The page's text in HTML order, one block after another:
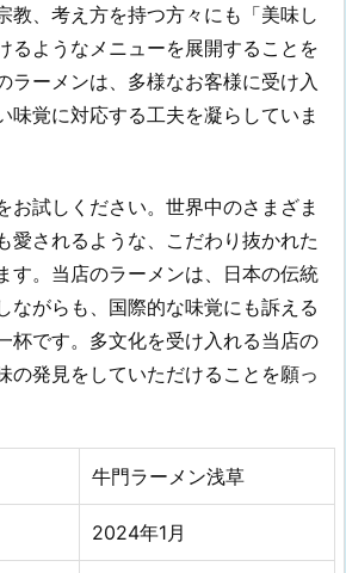
教、考え方を持つ方々にも「美味し
るようなメニューを展開することを
ラーメンは、多様なお客様に受け入
味覚に対応する工夫を凝らしていま
お試しください。世界中のさまざま
愛されるような、こだわり抜かれた
す。当店のラーメンは、日本の伝統
ながらも、国際的な味覚にも訴える
杯です。多文化を受け入れる当店の
の発見をしていただけることを願っ
牛門ラーメン浅草
2024年1月